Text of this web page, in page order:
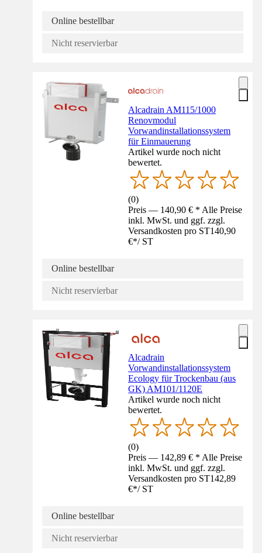
Online bestellbar
Nicht reservierbar
Alcadrain AM115/1000
Renovmodul
Vorwandinstallationssystem
für Einmauerung
Artikel wurde noch nicht
bewertet.
(0)
Preis — 140,90 € * Alle Preise
inkl. MwSt. und ggf. zzgl.
Versandkosten pro ST140,90
€*/ ST
Online bestellbar
Nicht reservierbar
Alcadrain
Vorwandinstallationssystem
Ecology für Trockenbau (aus
GK) AM101/1120E
Artikel wurde noch nicht
bewertet.
(0)
Preis — 142,89 € * Alle Preise
inkl. MwSt. und ggf. zzgl.
Versandkosten pro ST142,89
€*/ ST
Online bestellbar
Nicht reservierbar